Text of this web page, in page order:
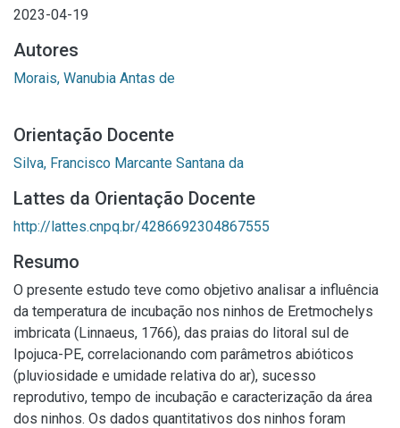
2023-04-19
Autores
Morais, Wanubia Antas de
Orientação Docente
Silva, Francisco Marcante Santana da
Lattes da Orientação Docente
http://lattes.cnpq.br/4286692304867555
Resumo
O presente estudo teve como objetivo analisar a influência
da temperatura de incubação nos ninhos de Eretmochelys
imbricata (Linnaeus, 1766), das praias do litoral sul de
Ipojuca-PE, correlacionando com parâmetros abióticos
(pluviosidade e umidade relativa do ar), sucesso
reprodutivo, tempo de incubação e caracterização da área
dos ninhos. Os dados quantitativos dos ninhos foram